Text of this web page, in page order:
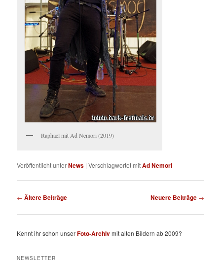
Raphael mit Ad Nemori (2019)
Veröffentlicht unterNews |Verschlagwortet mitAd Nemori
Beitragsnavigation
← Ältere Beiträge Neuere Beiträge →
Kennt ihr schon unserFoto-Archivmit alten Bildern ab 2009?
NEWSLETTER